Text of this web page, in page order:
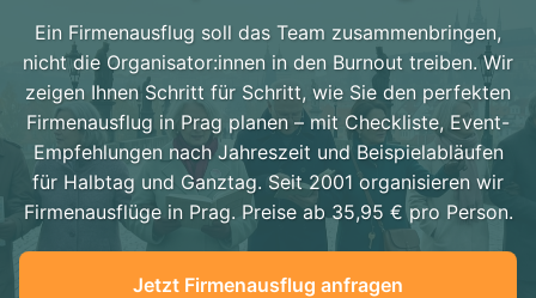
Ein Firmenausflug soll das Team zusammenbringen,
nicht die Organisator:innen in den Burnout treiben. Wir
zeigen Ihnen Schritt für Schritt, wie Sie den perfekten
Firmenausflug in Prag planen – mit Checkliste, Event-
Empfehlungen nach Jahreszeit und Beispielabläufen
für Halbtag und Ganztag. Seit 2001 organisieren wir
Firmenausflüge in Prag. Preise ab 35,95 € pro Person.
Jetzt Firmenausflug anfragen